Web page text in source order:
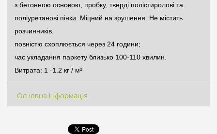
з бетонною основою, пробку, тверді полістиролові та
поліуретанові пінки. Міцний на зрушення. Не містить
розчинників.
повністю схоплюється через 24 години;
час укладання паркету близько 100-110 хвилин.
Витрата: 1 -1.2 кг / м²
Основна інформація